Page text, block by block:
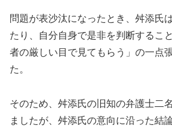
問題が表沙汰になったとき、舛添氏
たり、自分自身で是非を判断するこ
者の厳しい目で見てもらう」の一点
た。
そのため、舛添氏の旧知の弁護士二
ましたが、舛添氏の意向に沿った結